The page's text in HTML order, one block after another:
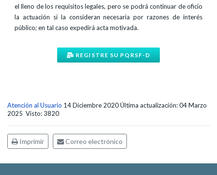
el lleno de los requisitos legales, pero se podrá continuar de oficio
la actuación si la consideran necesaria por razones de interés
público; en tal caso expedirá acta motivada.
REGISTRE SU PQRSF-D
Atención al Usuario 14 Diciembre 2020Última actualización: 04 Marzo
2025 Visto: 3820
Imprimir Correo electrónico